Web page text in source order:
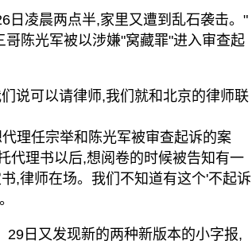
日凌晨两点半,家里又遭到乱石袭击。"
陈光军被以涉嫌"窝藏罪"进入审查起
说可以请律师,我们就和北京的律师联
理任宗举和陈光军被审查起诉的案
代理书以后,想阅卷的时候被告知有一
,律师在场。我们不知道有这个'不起诉
日又发现新的两种新版本的小字报,